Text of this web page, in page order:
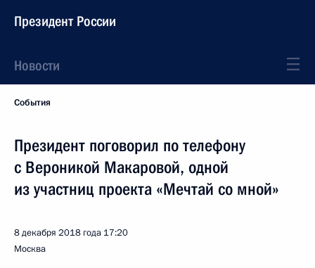
Президент России
Новости
События
Президент поговорил по телефону
с Вероникой Макаровой, одной
из участниц проекта «Мечтай со мной»
8 декабря 2018 года 17:20
Москва